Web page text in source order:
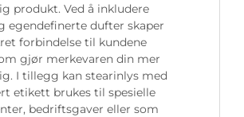
produkt. Ved å inkludere
egendefinerte dufter skaper
forbindelse til kundene
gjør merkevaren din mer
I tillegg kan stearinlys med
etikett brukes til spesielle
bedriftsgaver eller som